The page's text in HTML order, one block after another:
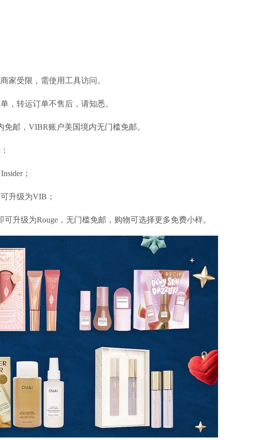
家受限，需使用工具访问。
，转运订单不售后，请知悉。
免邮，VIBR账户美国境内无门槛免邮。
；
升级为VIB；
可升级为Rouge，无门槛免邮，购物可选择更多免费小样。